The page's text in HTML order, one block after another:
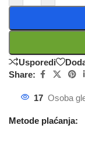
Usporedi
Share:
17 Osoba
Metode plaćanja: